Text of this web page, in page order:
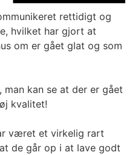
rettidigt og
hvilket har gjort at
om er gået glat og som
kan se at der er gået
kvalitet!
været et virkelig rart
de går op i at lave godt